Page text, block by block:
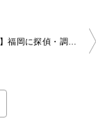
【探偵の人数】福岡に探偵・調査業者は何人くらい居るのか？